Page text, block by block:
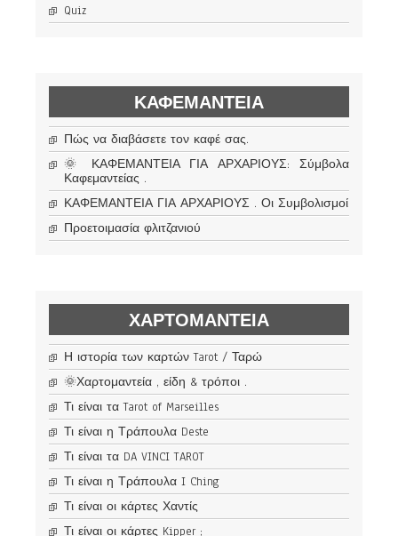
Quiz
ΚΑΦΕΜΑΝΤΕΊΑ
Πώς να διαβάσετε τον καφέ σας.
🌞 ΚΑΦΕΜΑΝΤΕΙΑ ΓΙΑ ΑΡΧΑΡΙΟΥΣ: Σύμβολα
Καφεμαντείας .
ΚΑΦΕΜΑΝΤΕΙΑ ΓΙΑ ΑΡΧΑΡΙΟΥΣ . Οι Συμβολισμοί
Προετοιμασία φλιτζανιού
ΧΑΡΤΟΜΑΝΤΕΊΑ
Η ιστορία των καρτών Tarot / Ταρώ
🌞Χαρτομαντεία , είδη & τρόποι .
Τι είναι τα Tarot of Marseilles
Τι είναι η Τράπουλα Deste
Τι είναι τα DA VINCI TAROT
Τι είναι η Τράπουλα I Ching
Τι είναι οι κάρτες Χαντίς
Τι είναι οι κάρτες Kipper ;